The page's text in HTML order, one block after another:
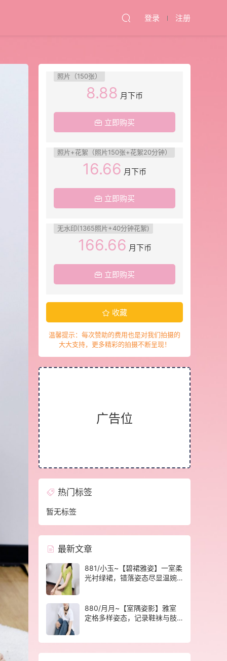
登录 注册
照片（150张）
8.88 月下币
立即购买
照片+花絮（照片150张+花絮20分钟）
16.66 月下币
立即购买
无水印(1365照片+40分钟花絮)
166.66 月下币
立即购买
收藏
温馨提示：每次赞助的费用也是对我们拍摄的
大大支持，更多精彩的拍摄不断呈现！
广告位
热门标签
暂无标签
最新文章
881/小玉~【碧裙雅姿】一室柔
光衬绿裙，错落姿态尽显温婉
880/月月~【室隅姿影】雅室
定格多样姿态，记录鞋袜与肢